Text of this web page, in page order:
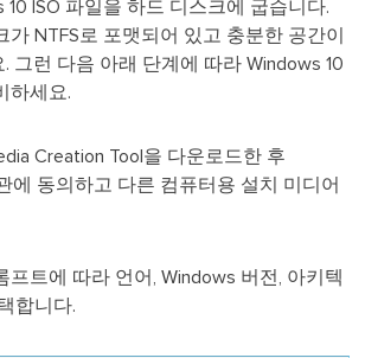
10 ISO 파일을 하드 디스크에 굽습니다.
가 NTFS로 포맷되어 있고 충분한 공간이
그런 다음 아래 단계에 따라 Windows 10
하세요.
Creation Tool을 다운로드한 후
에 동의하고 다른 컴퓨터용 설치 미디어
프트에 따라 언어, Windows 버전, 아키텍
합니다.